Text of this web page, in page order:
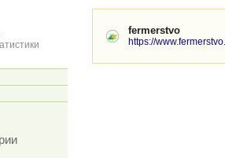
fermerstvo
https://